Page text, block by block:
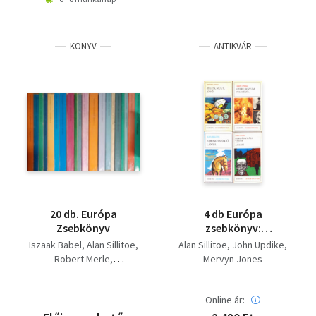
KÖNYV
20 db. Európa
Zsebkönyv
Iszaak Babel Alan Sillitoe
Robert Merle
ANTIKVÁR
4 db Európa
zsebkönyv:
Szegényházi vásár+
Jelen, múlt, jövő+
rongyszedő lánya
Alan Sillitoe John Updike
Mervyn Jones
Online ár: